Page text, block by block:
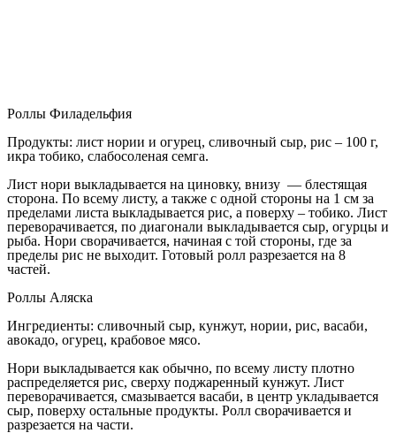
Роллы Филадельфия
Продукты: лист нории и огурец, сливочный сыр, рис – 100 г,
икра тобико, слабосоленая семга.
Лист нори выкладывается на циновку, внизу — блестящая
сторона. По всему листу, а также с одной стороны на 1 см за
пределами листа выкладывается рис, а поверху – тобико. Лист
переворачивается, по диагонали выкладывается сыр, огурцы и
рыба. Нори сворачивается, начиная с той стороны, где за
пределы рис не выходит. Готовый ролл разрезается на 8
частей.
Роллы Аляска
Ингредиенты: сливочный сыр, кунжут, нории, рис, васаби,
авокадо, огурец, крабовое мясо.
Нори выкладывается как обычно, по всему листу плотно
распределяется рис, сверху поджаренный кунжут. Лист
переворачивается, смазывается васаби, в центр укладывается
сыр, поверху остальные продукты. Ролл сворачивается и
разрезается на части.